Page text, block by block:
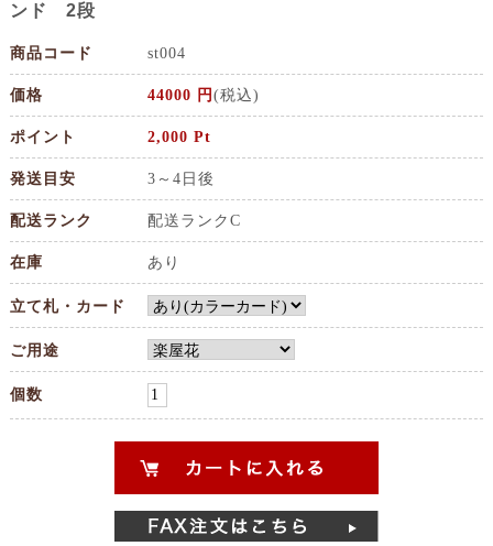
ンド 2段
商品コード st004
価格 44000 円 (税込)
ポイント 2,000 Pt
発送目安 3～4日後
配送ランク 配送ランクC
在庫 あり
立て札・カード
ご用途
個数